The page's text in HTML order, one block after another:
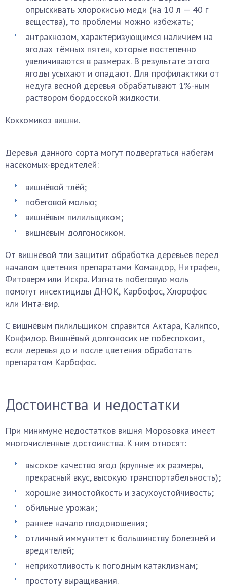
опрыскивать хлорокисью меди (на 10 л — 40 г
вещества), то проблемы можно избежать;
антракнозом, характеризующимся наличием на
ягодах тёмных пятен, которые постепенно
увеличиваются в размерах. В результате этого
ягоды усыхают и опадают. Для профилактики от
недуга весной деревья обрабатывают 1%-ным
раствором бордосской жидкости.
Коккомикоз вишни.
Деревья данного сорта могут подвергаться набегам
насекомых-вредителей:
вишнёвой тлёй;
побеговой молью;
вишнёвым пилильщиком;
вишнёвым долгоносиком.
От вишнёвой тли защитит обработка деревьев перед
началом цветения препаратами Командор, Нитрафен,
Фитоверм или Искра. Изгнать побеговую моль
помогут инсектициды ДНОК, Карбофос, Хлорофос
или Инта-вир.
С вишнёвым пилильщиком справится Актара, Калипсо,
Конфидор. Вишнёвый долгоносик не побеспокоит,
если деревья до и после цветения обработать
препаратом Карбофос.
Достоинства и недостатки
При минимуме недостатков вишня Морозовка имеет
многочисленные достоинства. К ним относят:
высокое качество ягод (крупные их размеры,
прекрасный вкус, высокую транспортабельность);
хорошие зимостойкость и засухоустойчивость;
обильные урожаи;
раннее начало плодоношения;
отличный иммунитет к большинству болезней и
вредителей;
неприхотливость к погодным катаклизмам;
простоту выращивания.